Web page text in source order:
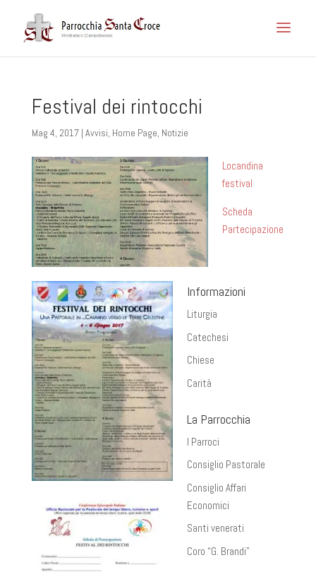
Festival dei rintocchi
Mag 4, 2017| Avvisi, Home Page, Notizie
Locandina
festival
Scheda
Partecipazione
Informazioni
Liturgia
Catechesi
Chiese
Carità
La Parrocchia
I Parroci
Consiglio Pastorale
Consiglio Affari
Economici
Santi venerati
Coro “G. Brandi”